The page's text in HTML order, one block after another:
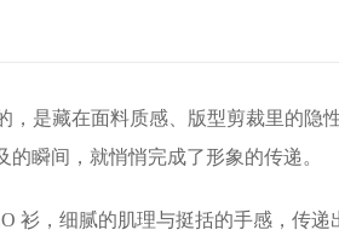
，是藏在面料质感、版型剪裁里的隐
瞬间，就悄悄完成了形象的传递。
衫，细腻的肌理与挺括的手感，传递